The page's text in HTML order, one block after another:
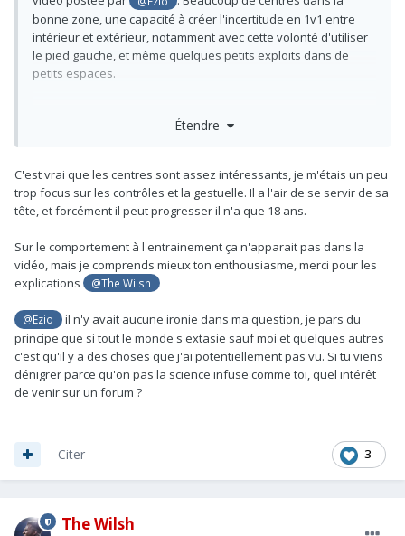
bonne zone, une capacité à créer l'incertitude en 1v1 entre
intérieur et extérieur, notamment avec cette volonté d'utiliser
le pied gauche, et même quelques petits exploits dans de
petits espaces.
Championship à 18 ans (seul joueur de son âge à évoluer à ce
Jules). L'autre chose qu'on pourrait ajouter est qu'il semble
avoir beaucoup de détermination et être un gros bosseur de
ce que j'ai lu et vu.
Ce serait un plan de succession idéal si il était capable
d'intégrer le groupe pro la saison prochaine en lieu et place
de Cedric, on a besoin d'un latéral droit au profil plus
"linéaire", si ça nous évite de dépenser £25m ou £30m sur le
marché ce serait excellent (en plus d'avoir un autre Hale End
boy dans l'équipe et tous les avantages que ça comporte).
Étendre
C'est vrai que les centres sont assez intéressants, je m'étais un peu
trop focus sur les contrôles et la gestuelle. Il a l'air de se servir de sa
tête, et forcément il peut progresser il n'a que 18 ans.
Sur le comportement à l'entrainement ça n'apparait pas dans la
vidéo, mais je comprends mieux ton enthousiasme, merci pour les
explications
@The Wilsh
@Ezio
il n'y avait aucune ironie dans ma question, je pars du
principe que si tout le monde s'extasie sauf moi et quelques autres
c'est qu'il y a des choses que j'ai potentiellement pas vu. Si tu viens
dénigrer parce qu'on pas la science infuse comme toi, quel intérêt
de venir sur un forum ?
3
Citer
The Wilsh